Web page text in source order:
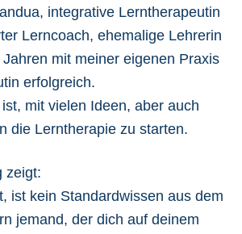
integrative Lerntherapeutin
Lerncoach, ehemalige Lehrerin
mit meiner eigenen Praxis
erfolgreich.
mit vielen Ideen, aber auch
die Lerntherapie zu starten.
zeigt:
ist kein Standardwissen aus dem
jemand, der dich auf deinem